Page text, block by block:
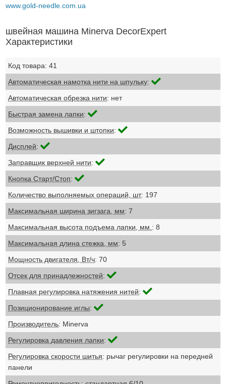
www.gold-needle.com.ua
швейная машина Minerva DecorExpert
Характеристики
Код товара: 41
Автоматическая намотка нити на шпульку:
Автоматическая обрезка нити: нет
Быстрая замена лапки:
Возможность вышивки и штопки:
Дисплей:
Заправщик верхней нити:
Кнопка Старт/Стоп:
Количество выполняемых операций, шт: 197
Максимальная ширина зигзага, мм: 7
Максимальная высота подъема лапки, мм. : 8
Максимальная длина стежка, мм: 5
Мощность двигателя, Вт/ч: 70
Отсек для принадлежностей:
Плавная регулировка натяжения нитей:
Позиционирование иглы:
Производитель: Minerva
Регулировка давления лапки:
Регулировка скорости шитья: рычаг регулировки на передней
панели